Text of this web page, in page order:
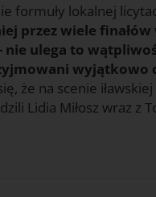
formuły lokalnej
przez wiele
nie ulega to
wyjątkowo
że na scenie
Lidia Miłosz wraz z